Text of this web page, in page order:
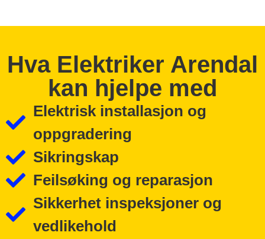
Hva Elektriker Arendal
kan hjelpe med
Elektrisk installasjon og
oppgradering
Sikringskap
Feilsøking og reparasjon
Sikkerhet inspeksjoner og
vedlikehold